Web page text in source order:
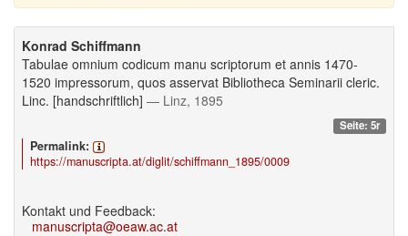
Konrad Schiffmann
Tabulae omnium codicum manu scriptorum et annis 1470-
1520 impressorum, quos asservat Bibliotheca Seminarii cleric.
Linc. [handschriftlich] — Linz, 1895
Seite: 5r
Permalink:
https://manuscripta.at/diglit/schiffmann_1895/0009
Kontakt und Feedback:
manuscripta@oeaw.ac.at